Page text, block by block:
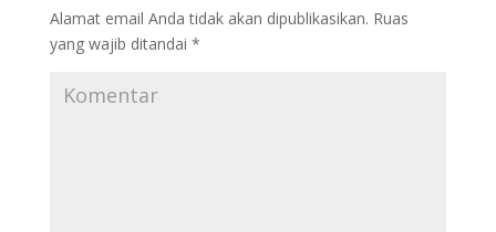
Alamat email Anda tidak akan dipublikasikan. Ruas
yang wajib ditandai *